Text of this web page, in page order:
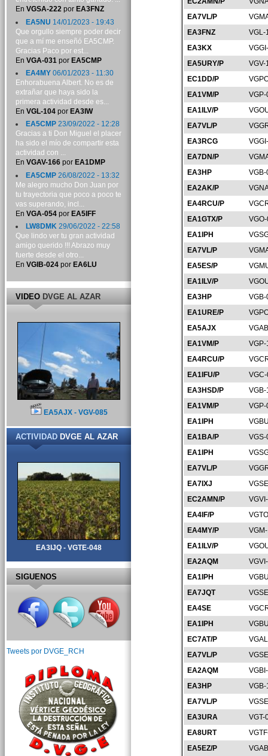
EA7VL/P
EA3FNZ
VGL-
EA3KX
EA5URY/P
VGV-
EC1DD/P
EA1VM/P
EA1ILV/P
EA7VL/P
EA3RCG
EA7DN/P
EA3HP
EA2AK/P
EA4RCU/P
EA1GTX/P
EA1IPH
EA7VL/P
EA5ES/P
EA1ILV/P
EA3HP
EA1URE/P
EA5AJX
EA1VM/P
EA4RCU/P
EA1IFU/P
EA3HSD/P
EA1VM/P
EA1IPH
EA1BA/P
EA1IPH
EA7VL/P
EA7IXJ
EC2AMN/P
EA4IF/P
EA4MY/P
EA1ILV/P
EA2AQM
EA1IPH
EA7JQT
EA4SE
EA1IPH
EC7AT/P
EA7VL/P
EA2AQM
EA3HP
EA7VL/P
EA3URA
VGT-
EA8URT
EA5EZ/P
En VGSA-222por EA3FNZ
EA5NU 14/01/2023 - 19:43
Que orgullo siempre poder decir
que a mí me enseñó EA5CMP.
Gracias Paco por est...
En VGA-031 por EA5CMP
EA4MY06/01/2023 - 11:30
Enhorabuena Albert. No es de
extrañar que haya sido la
primera actividad desde es...
En VGL-104por EA3IW
EA5CMP23/09/2022 - 12:28
Gracias a ti Don Miguel el placer
ha sido el mío de compartir esta
actividad con ...
En VGAV-166por EA1DMP
EA5CMP26/08/2022 - 13:32
Me alegro mucho Don Juan por
tu trayectoria que poco a poco te
vas superando, incl...
En VGA-054por EA5IFF
LW8DMK29/06/2022 - 22:58
Que lindo ver tu gran actividad
amigo querido !!! Abrazo muy
fuerte desde el otro...
En VGIB-024por EA6LU
VIDEODVGE AL AZAR
EA5AJX - VGV-085
ACTIVIDADDVGE AL AZAR
EA3IJQ - VGTE-048
SIGUENOS
Tweets por DVGE_RCH